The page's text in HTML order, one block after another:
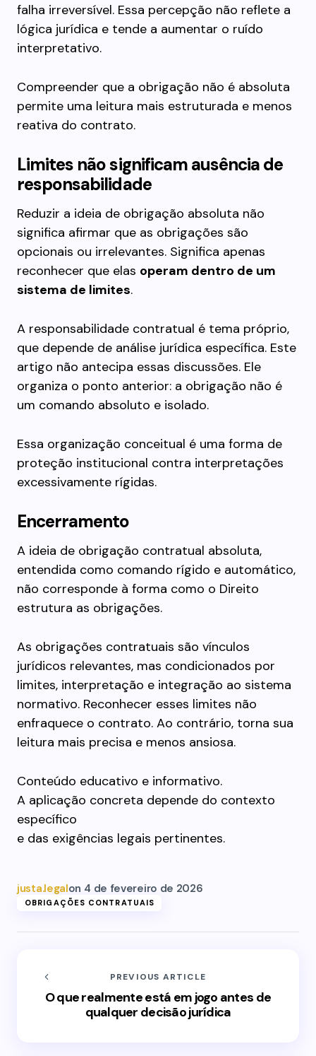
falha irreversível. Essa percepção não reflete a
lógica jurídica e tende a aumentar o ruído
interpretativo.
Compreender que a obrigação não é absoluta
permite uma leitura mais estruturada e menos
reativa do contrato.
Limites não significam ausência de
responsabilidade
Reduzir a ideia de obrigação absoluta não
significa afirmar que as obrigações são
opcionais ou irrelevantes. Significa apenas
reconhecer que elas operam dentro de um
sistema de limites.
A responsabilidade contratual é tema próprio,
que depende de análise jurídica específica. Este
artigo não antecipa essas discussões. Ele
organiza o ponto anterior: a obrigação não é
um comando absoluto e isolado.
Essa organização conceitual é uma forma de
proteção institucional contra interpretações
excessivamente rígidas.
Encerramento
A ideia de obrigação contratual absoluta,
entendida como comando rígido e automático,
não corresponde à forma como o Direito
estrutura as obrigações.
As obrigações contratuais são vínculos
jurídicos relevantes, mas condicionados por
limites, interpretação e integração ao sistema
normativo. Reconhecer esses limites não
enfraquece o contrato. Ao contrário, torna sua
leitura mais precisa e menos ansiosa.
Conteúdo educativo e informativo.
A aplicação concreta depende do contexto
específico
e das exigências legais pertinentes.
justa.legalon 4 de fevereiro de 2026
OBRIGAÇÕES CONTRATUAIS
PREVIOUS ARTICLE
O que realmente está em jogo antes de
qualquer decisão jurídica